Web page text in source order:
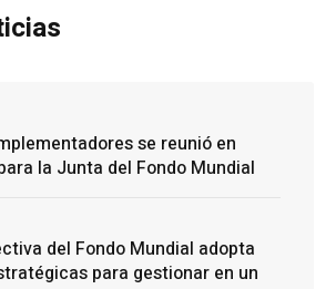
se reunió en
la Junta del Fondo Mundial
del Fondo Mundial adopta
para gestionar en un